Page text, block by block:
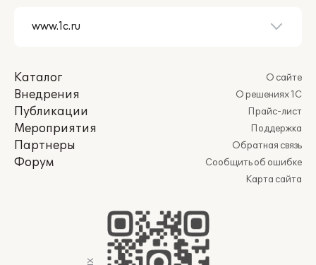
Каталог
Внедрения
Публикации
Мероприятия
Партнеры
Форум
О сайте
О решениях 1С
Прайс-лист
Поддержка
Обратная связь
Сообщить об ошибке
Карта сайта